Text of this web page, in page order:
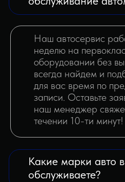
+7 (499) 288-86-65
info@service20.ru
Ежедневно с 10:00 до 21:00
МЫ ВСОЦИАЛЬНЫХ СЕТЯХ: